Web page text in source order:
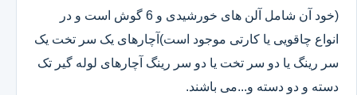
(خود آن شامل آلن های خورشیدی و 6 گوش است و در
انواع چاقویی یا کارتی موجود است)آچارهای یک سر تخت یک
سر رینگ یا دو سر تخت یا دو سر رینگ آچارهای لوله گیر تک
دسته و دو دسته و...می باشند.